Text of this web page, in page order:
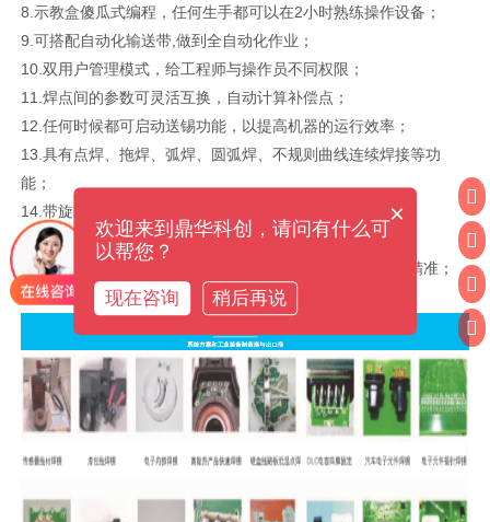
8.示教盒傻瓜式编程，任何生手都可以在2小时熟练操作设备；
9.可搭配自动化输送带,做到全自动化作业；
10.双用户管理模式，给工程师与操作员不同权限；
11.焊点间的参数可灵活互换，自动计算补偿点；
12.任何时候都可启动送锡功能，以提高机器的运行效率；
13.具有点焊、拖焊、弧焊、圆弧焊、不规则曲线连续焊接等功
能；
14.带旋转校正功能，优化功能，误操作纠正功能；
15.导入焊锡参数模块，每个点的速度可独自调试设置；
16.±0.02㎜的重复运动精度,在生产的过程中确保焊接位置精准；
17.文件名可以输入中英文数字并保存。
×
欢迎来到鼎华科创，请问有什么可
以帮您？
现在咨询 稍后再说